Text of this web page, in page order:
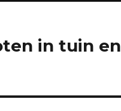
in tuin